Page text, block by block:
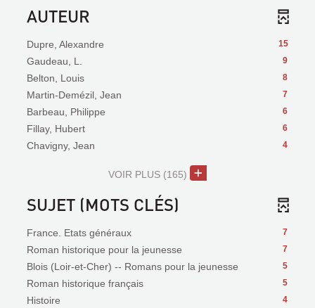
AUTEUR
15
Dupre, Alexandre
9
Gaudeau, L.
8
Belton, Louis
7
Martin-Demézil, Jean
6
Barbeau, Philippe
6
Fillay, Hubert
4
Chavigny, Jean
VOIR PLUS (165)
SUJET (MOTS CLÉS)
7
France. Etats généraux
7
Roman historique pour la jeunesse
5
Blois (Loir-et-Cher) -- Romans pour la jeunesse
5
Roman historique français
4
Histoire